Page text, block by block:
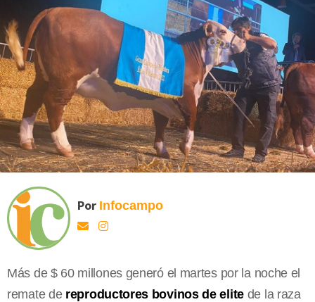
Por Infocampo
Más de $ 60 millones generó el martes por la noche el
remate de reproductores bovinos de elite de la raza